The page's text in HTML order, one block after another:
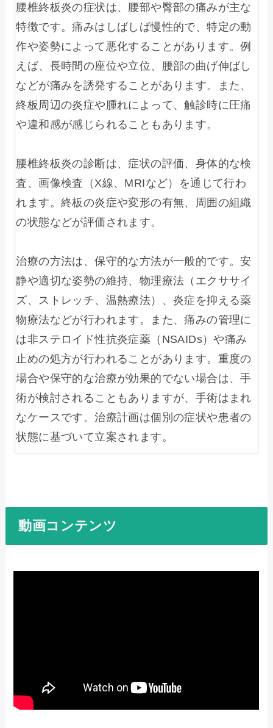
腰椎終板炎の症状は、腰部や臀部の痛みが主な
特徴です。痛みはしばしば慢性的で、特定の動
作や姿勢によって悪化することがあります。例
えば、長時間の座位や立位、腰部の曲げ伸ばし
などが痛みを誘発することがあります。また、
終板周辺の炎症や腫れによって、触診時に圧痛
や違和感が感じられることもあります。
腰椎終板炎の診断は、症状の評価、身体的な検
査、画像検査（X線、MRIなど）を通じて行わ
れます。終板の炎症や変形の有無、周囲の組織
の状態などが評価されます。
治療の方法は、保守的な方法が一般的です。安
静や適切な姿勢の維持、物理療法（エクササイ
ズ、ストレッチ、温熱療法）、炎症を抑える薬
物療法などが行われます。また、痛みの管理に
は非ステロイド性抗炎症薬（NSAIDs）や痛み
止めの処方が行われることがあります。重度の
場合や保守的な治療が効果的でない場合は、手
術が検討されることもありますが、手術はまれ
なケースです。治療計画は個別の症状や患者の
状態に基づいて立案されます。
動画コンテンツ